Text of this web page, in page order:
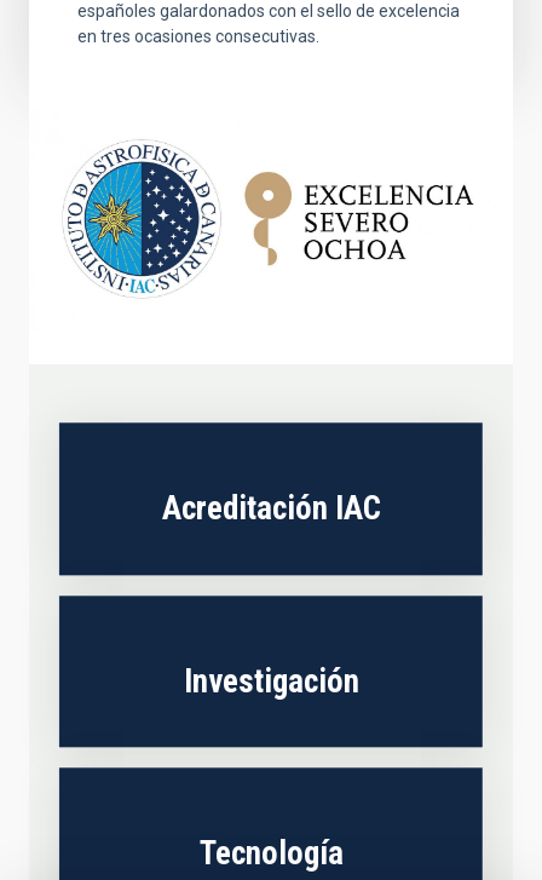
españoles galardonados con el sello de excelencia
en tres ocasiones consecutivas.
Acreditación IAC
Investigación
Tecnología